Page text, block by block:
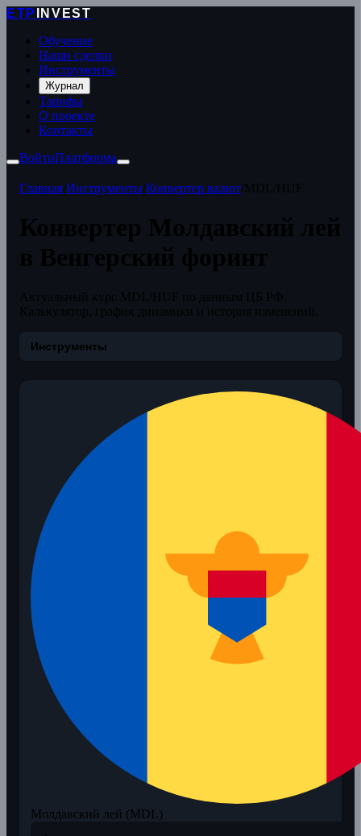
ETP
INVEST
Обучение
Наши сделки
Инструменты
Журнал
Тарифы
О проекте
Контакты
ВойтиПлатформа
Главная Инструменты Конвертер валют
Инструменты
Молдавский лей (MDL)